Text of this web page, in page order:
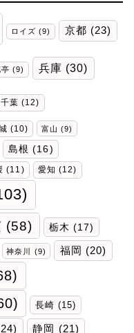
ロイズ (9) 京都 (23)
(9) 兵庫 (30)
千葉 (12)
(10) 富山 (9)
島根 (16)
(11) 愛知 (12)
(58) 栃木 (17)
神奈川 (9) 福岡 (20)
長崎 (15)
静岡 (21)